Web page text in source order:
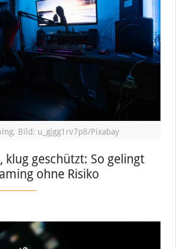
Bild: u_gjgg1rv7p8/Pixabay
klug geschützt: So gelingt
ohne Risiko